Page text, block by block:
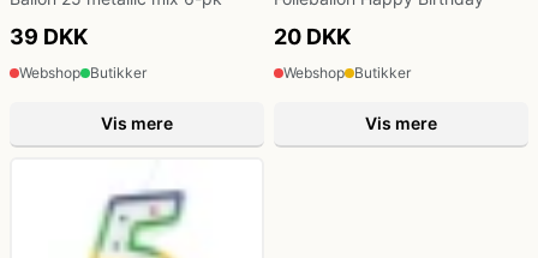
39 DKK
Webshop Butikker
Vis mere
20 DKK
Webshop Butikker
Vis mere